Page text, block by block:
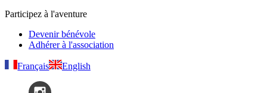
Participez à l'aventure
Devenir bénévole
Adhérer à l'association
Français English